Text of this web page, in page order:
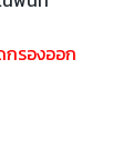
รองออก